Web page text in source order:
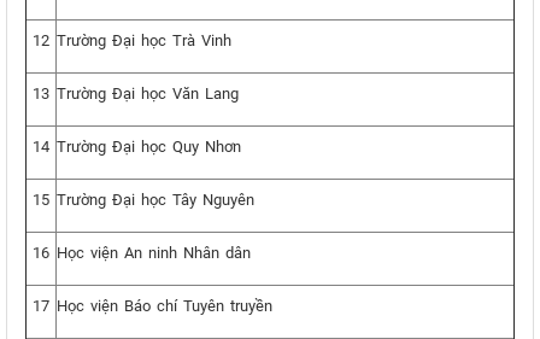
12 Trường Đại học Trà Vinh
13 Trường Đại học Văn Lang
14 Trường Đại học Quy Nhơn
15 Trường Đại học Tây Nguyên
16 Học viện An ninh Nhân dân
17 Học viện Báo chí Tuyên truyền